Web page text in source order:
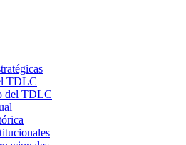
TDLC
del TDLC